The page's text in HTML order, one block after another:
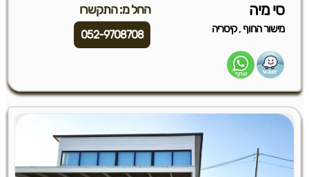
סי מיה החל מ: התקשרו
מישור החוף ,קיסריה 052-9708708